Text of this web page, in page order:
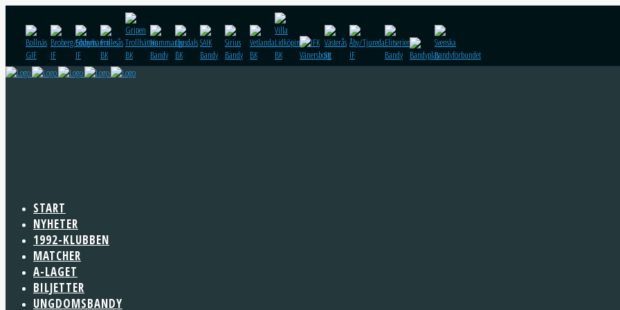
START
NYHETER
1992-KLUBBEN
MATCHER
A-LAGET
BILJETTER
UNGDOMSBANDY